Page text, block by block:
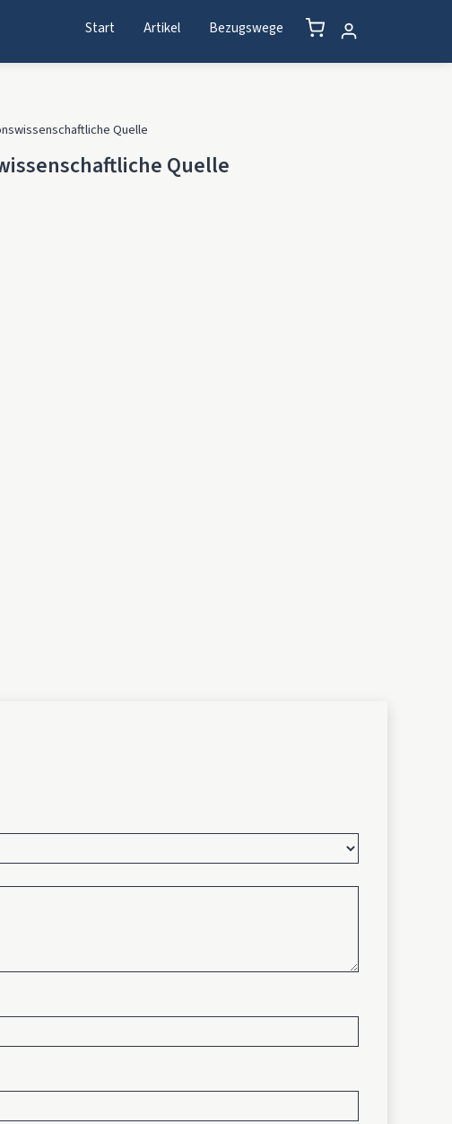
Start Artikel Bezugswege
Quelle
Quelle
Quelle Menge